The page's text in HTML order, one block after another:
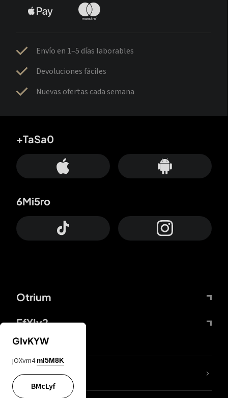
Envío en 1–5 días laborables
Devoluciones fáciles
Nuevas ofertas cada semana
Otrium
FfYIy2
+TaSa0
6Mi5ro
65A04M
GIvKYW
jOXvm4 mI5M8K
BMcLyf